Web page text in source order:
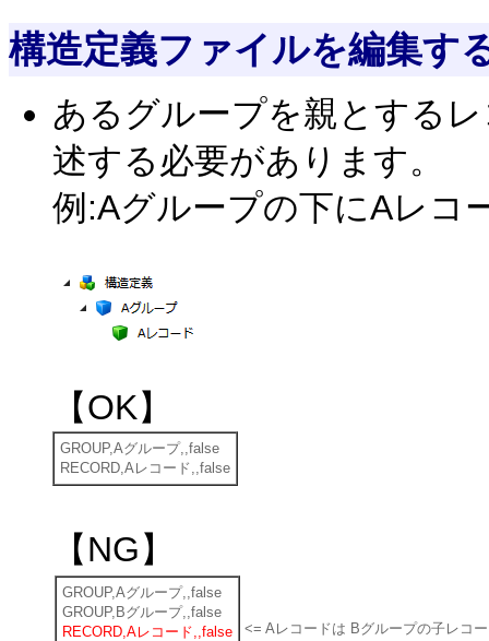
構造定義ファイルを編集す
あるグループを親とする
述する必要があります。
例:Aグループの下にAレコ
【OK】
GROUP,Aグループ,,false
RECORD,Aレコード,,false
【NG】
GROUP,Aグループ,,false
GROUP,Bグループ,,false
RECORD,Aレコード,,false
<= Aレコードは Bグループの子レコ